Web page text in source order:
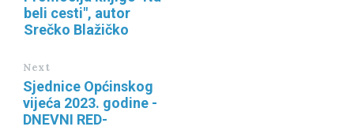
beli cesti", autor
Srečko Blažičko
Next
Sjednice Općinskog
vijeća 2023. godine -
DNEVNI RED-